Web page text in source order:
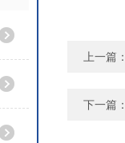
上一篇
下一篇